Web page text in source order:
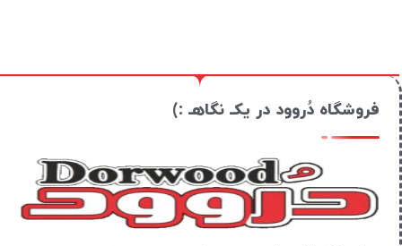
فروشگاه دُروود در یکـ نگاهـ :)